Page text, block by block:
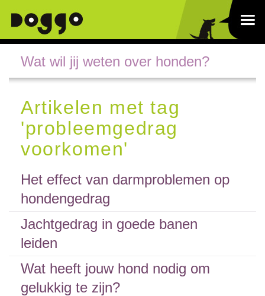
Wat wil jij weten over honden?
Artikelen met tag
'probleemgedrag
voorkomen'
Het effect van darmproblemen op
hondengedrag
Jachtgedrag in goede banen
leiden
Wat heeft jouw hond nodig om
gelukkig te zijn?